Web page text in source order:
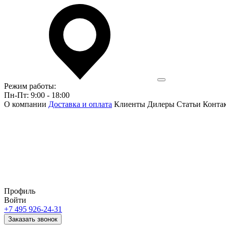
Режим работы:
Пн-Пт: 9:00 - 18:00
О компании Доставка и оплата Клиенты Дилеры Статьи
Профиль
Войти
+7 495 926-24-31
Заказать звонок